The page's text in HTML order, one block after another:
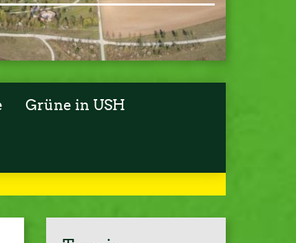
Grüne in USH